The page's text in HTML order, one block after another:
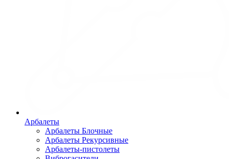
Арбалеты
Арбалеты Блочные
Арбалеты Рекурсивные
Арбалеты-пистолеты